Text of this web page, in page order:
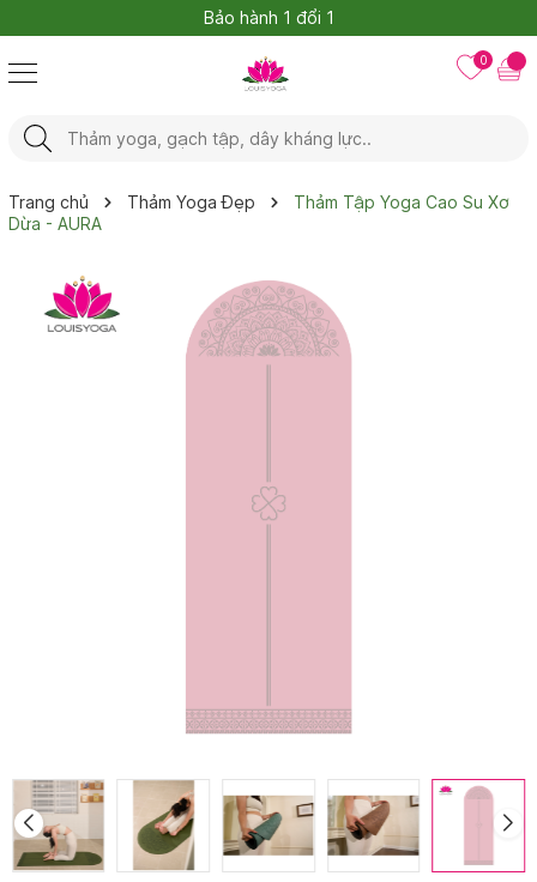
Bảo hành 1 đổi 1
0
Trang chủ Thảm Yoga Đẹp
Thảm Tập Yoga Cao Su Xơ
Dừa - AURA